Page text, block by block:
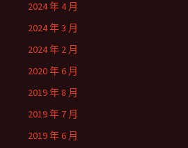
2024 年 4 月
2024 年 3 月
2024 年 2 月
2020 年 6 月
2019 年 8 月
2019 年 7 月
2019 年 6 月